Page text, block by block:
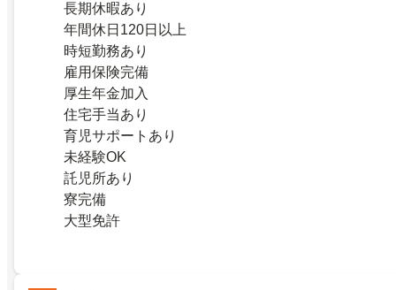
長期休暇あり
年間休日120日以上
時短勤務あり
雇用保険完備
厚生年金加入
住宅手当あり
育児サポートあり
未経験OK
託児所あり
寮完備
大型免許